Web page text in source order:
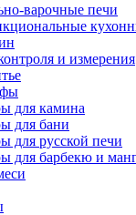
варочные печи
и измерения
для камина
для бани
для русской печи
для барбекю и